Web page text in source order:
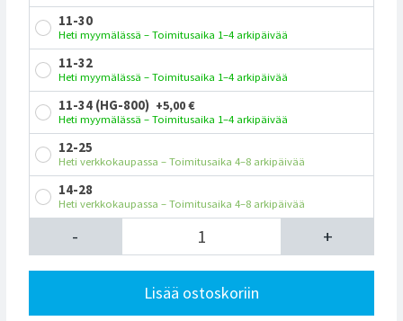
11-30
Heti myymälässä – Toimitusaika 1–4 arkipäivää
11-32
Heti myymälässä – Toimitusaika 1–4 arkipäivää
11-34 (HG-800) +5,00 €
Heti myymälässä – Toimitusaika 1–4 arkipäivää
12-25
Heti verkkokaupassa – Toimitusaika 4–8 arkipäivää
14-28
Heti verkkokaupassa – Toimitusaika 4–8 arkipäivää
- +
Lisää ostoskoriin